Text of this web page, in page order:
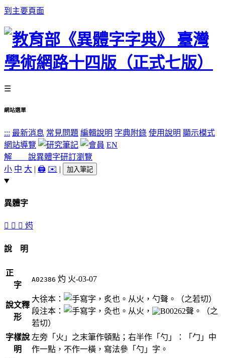
到主要頁面
☰
網站選單
::: 最新消息 常見問題 編輯說明 字典附錄 使用說明 顯示模式
網站導覽
EN
解 說異體字研訂瀏覽
小 中 大 | 🖨️ ✉️ | 加入筆記
異體字
󳘆 󳘇 󳘅 烵
說 明
正
字
A02386 灼 火-03-07
說文釋
形
大徐本：
，炙也。从火，勺聲。（之若切）
段注本：
，灸也。从火，
聲。（之
若切）
字樣說
明
左旁「火」之末筆作頓點；右半作「勺」：「勹」中
作一點，不作一橫，寫法參「勺」字。